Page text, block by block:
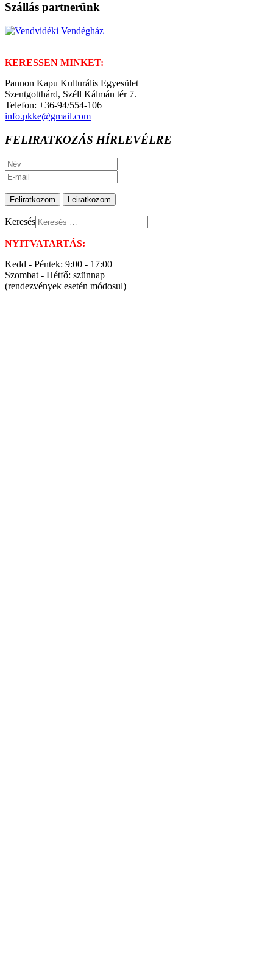
Szállás partnerünk
KERESSEN MINKET:
Pannon Kapu Kulturális Egyesület
Szentgotthárd, Széll Kálmán tér 7.
Telefon: +36-94/554-106
info.pkke@gmail.com
FELIRATKOZÁS HÍRLEVÉLRE
Keresés
NYITVATARTÁS:
Kedd - Péntek: 9:00 - 17:00
Szombat - Hétfő: szünnap
(rendezvények esetén módosul)